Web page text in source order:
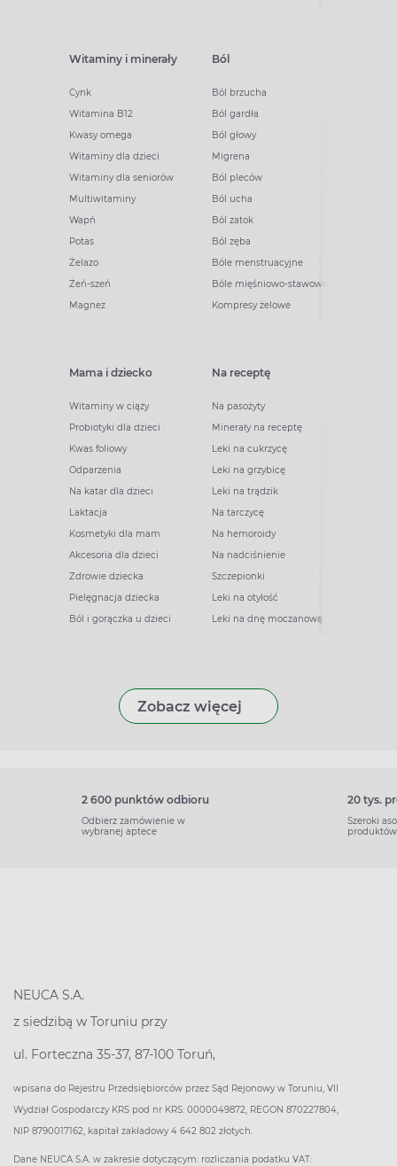
Witaminy i minerały
Cynk
Witamina B12
Kwasy omega
Witaminy dla dzieci
Witaminy dla seniorów
Multiwitaminy
Wapń
Potas
Żelazo
Żeń-szeń
Magnez
Ból
Ból brzucha
Ból gardła
Ból głowy
Migrena
Ból pleców
Ból ucha
Ból zatok
Ból zęba
Bóle menstruacyjne
Bóle mięśniowo-stawowe
Kompresy żelowe
Mama i dziecko
Witaminy w ciąży
Probiotyki dla dzieci
Kwas foliowy
Odparzenia
Na katar dla dzieci
Laktacja
Kosmetyki dla mam
Akcesoria dla dzieci
Zdrowie dziecka
Pielęgnacja dziecka
Ból i gorączka u dzieci
Na receptę
Na pasożyty
Minerały na receptę
Leki na cukrzycę
Leki na grzybicę
Leki na trądzik
Na tarczycę
Na hemoroidy
Na nadciśnienie
Szczepionki
Leki na otyłość
Leki na dnę moczanową
Zobacz więcej
2 600 punktów odbioru
Odbierz zamówienie w
wybranej aptece
20 tys.
Szeroki
produktów
NEUCA S.A.
z siedzibą w Toruniu przy
ul. Forteczna 35-37, 87-100 Toruń,
wpisana do Rejestru Przedsiębiorców przez Sąd Rejonowy w Toruniu, VII
Wydział Gospodarczy KRS pod nr KRS: 0000049872, REGON 870227804,
NIP 8790017162, kapitał zakładowy 4 642 802 złotych.
Dane NEUCA S.A. w zakresie dotyczącym: rozliczania podatku VAT: